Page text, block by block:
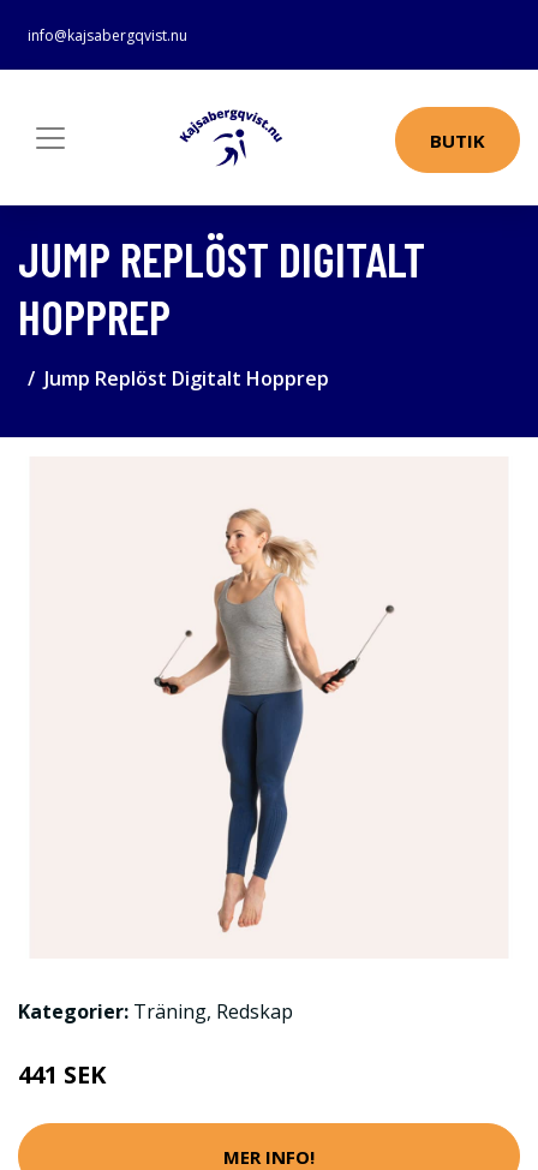
info@kajsabergqvist.nu
BUTIK
JUMP REPLÖST DIGITALT
HOPPREP
Jump Replöst Digitalt Hopprep
Kategorier: Träning, Redskap
441 SEK
MER INFO!